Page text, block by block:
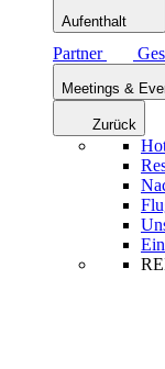
Aufenthalt
Partner
Meetings &
Zurück